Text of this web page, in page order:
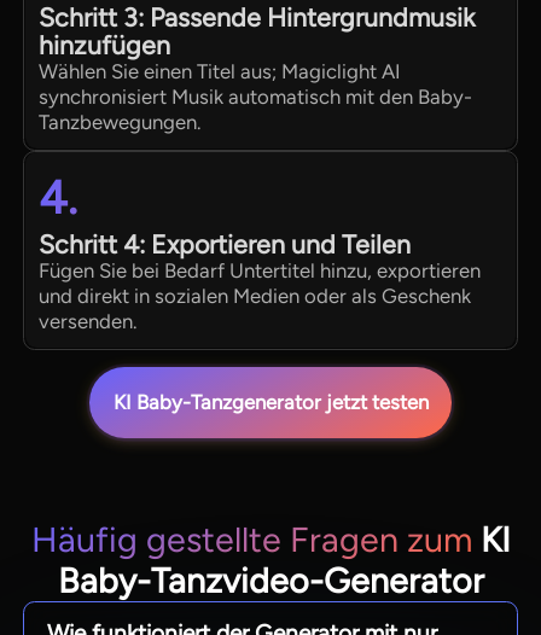
Schritt 3: Passende Hintergrundmusik
hinzufügen
Wählen Sie einen Titel aus; Magiclight AI
synchronisiert Musik automatisch mit den Baby-
Tanzbewegungen.
4.
Schritt 4: Exportieren und Teilen
Fügen Sie bei Bedarf Untertitel hinzu, exportieren
und direkt in sozialen Medien oder als Geschenk
versenden.
KI Baby-Tanzgenerator jetzt testen
Häufig gestellte Fragen zum KI
Baby-Tanzvideo-Generator